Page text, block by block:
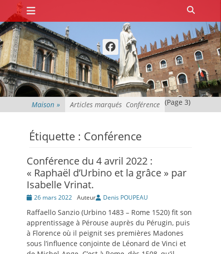
Passer
au
contenu
Premier menu
Facebook
Maison » Articles marqués Conférence (Page 3)
Étiquette : Conférence
Conférence du 4 avril 2022 :
« Raphaël d’Urbino et la grâce » par
Isabelle Vrinat.
Posté26 mars 2022 Auteur Denis POUPEAU
Raffaello Sanzio (Urbino 1483 – Rome 1520) fit son
apprentissage à Pérouse auprès du Pérugin, puis
à Florence où il peignit ses premières Madones
sous l’influence conjointe de Léonard de Vinci et